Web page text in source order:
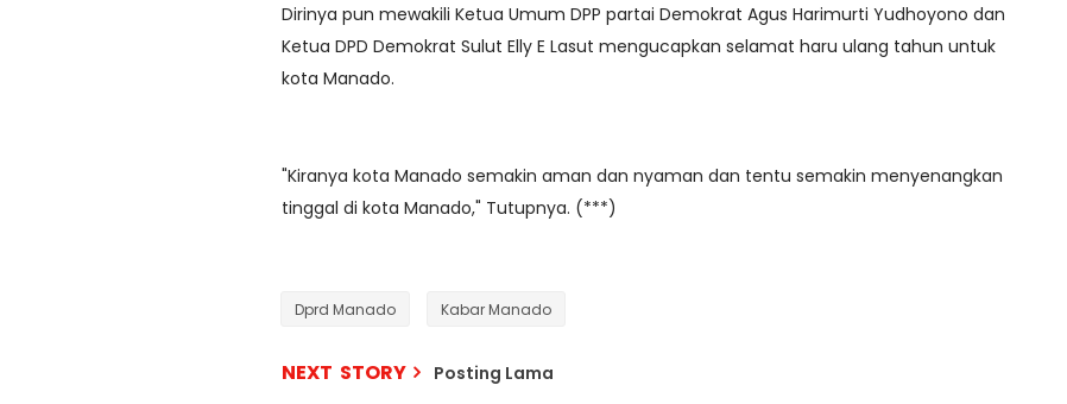
Dirinya pun mewakili Ketua Umum DPP partai Demokrat Agus Harimurti Yudhoyono dan
Ketua DPD Demokrat Sulut Elly E Lasut mengucapkan selamat haru ulang tahun untuk
kota Manado.
"Kiranya kota Manado semakin aman dan nyaman dan tentu semakin menyenangkan
tinggal di kota Manado," Tutupnya. (***)
Dprd Manado Kabar Manado
NEXT STORY Posting Lama